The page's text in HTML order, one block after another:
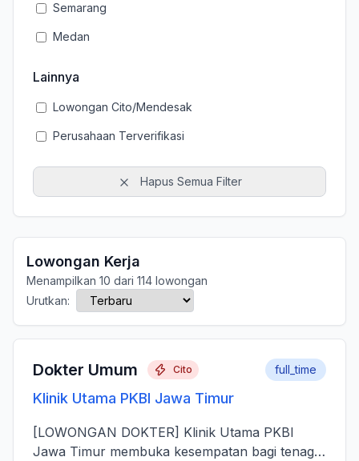
Semarang
Medan
Lainnya
Lowongan Cito/Mendesak
Perusahaan Terverifikasi
Hapus Semua Filter
Lowongan Kerja
Menampilkan 10 dari 114 lowongan
Urutkan:
Dokter Umum Cito
Klinik Utama PKBI Jawa Timur
full_time
[LOWONGAN DOKTER] Klinik Utama PKBI
Jawa Timur membuka kesempatan bagi tenaga